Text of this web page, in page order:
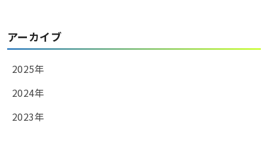
アーカイブ
2025年
2024年
2023年